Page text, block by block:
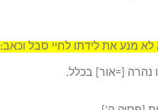
מנע את לידתו לחיי סבל וכאב:
נהרה [=אור] בכלל.